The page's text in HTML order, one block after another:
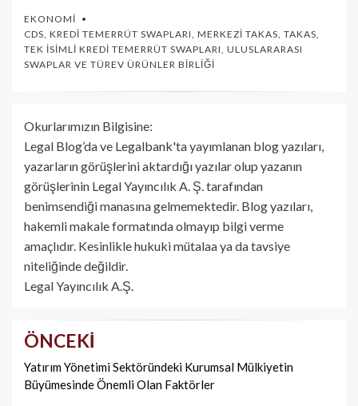
EKONOMI
CDS, KREDI TEMERRÜT SWAPLARI, MERKEZI TAKAS, TAKAS,
TEK İSIMLI KREDI TEMERRÜT SWAPLARI, ULUSLARARASI
SWAPLAR VE TÜREV ÜRÜNLER BIRLIĞI
Okurlarımızın Bilgisine:
Legal Blog’da ve Legalbank'ta yayımlanan blog yazıları,
yazarların görüşlerini aktardığı yazılar olup yazanın
görüşlerinin Legal Yayıncılık A. Ş. tarafından
benimsendiği manasına gelmemektedir. Blog yazıları,
hakemli makale formatında olmayıp bilgi verme
amaçlıdır. Kesinlikle hukuki mütalaa ya da tavsiye
niteliğinde değildir.
Legal Yayıncılık A.Ş.
Yazı
dolaşımı
ÖNCEKI
Yatırım Yönetimi Sektöründeki Kurumsal Mülkiyetin
Büyümesinde Önemli Olan Faktörler